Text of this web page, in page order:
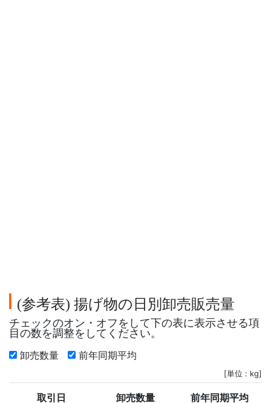
(参考表) 揚げ物の日別卸売販売量
チェックのオン・オフをして下の表に表示させる項
目の数を調整をしてください。
卸売数量 前年同期平均
[単位 : kg]
取引日 卸売数量 前年同期平均